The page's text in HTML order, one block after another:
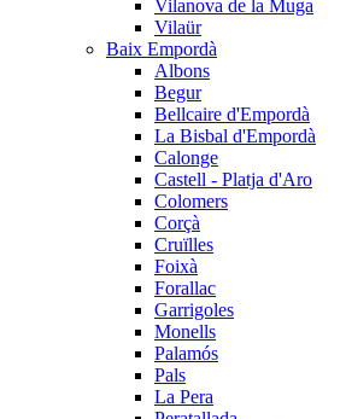
Vilanova de la Muga
Vilaür
Baix Empordà
Albons
Begur
Bellcaire d'Empordà
La Bisbal d'Empordà
Calonge
Castell - Platja d'Aro
Colomers
Corçà
Cruïlles
Foixà
Forallac
Garrigoles
Monells
Palamós
Pals
La Pera